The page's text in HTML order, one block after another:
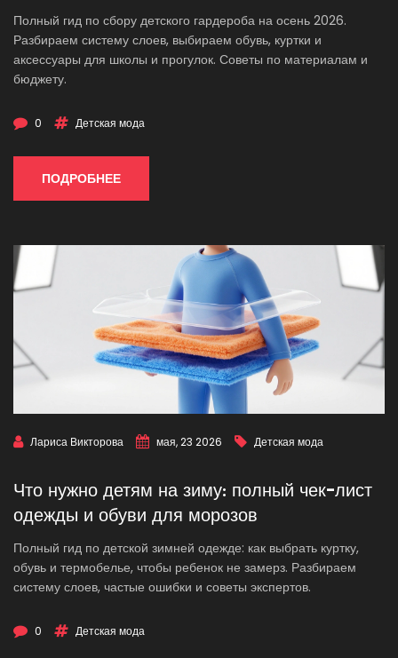
Полный гид по сбору детского гардероба на осень 2026.
Разбираем систему слоев, выбираем обувь, куртки и
аксессуары для школы и прогулок. Советы по материалам и
бюджету.
0 Детская мода
ПОДРОБНЕЕ
Лариса Викторова мая, 23 2026 Детская мода
Что нужно детям на зиму: полный чек-лист
одежды и обуви для морозов
Полный гид по детской зимней одежде: как выбрать куртку,
обувь и термобелье, чтобы ребенок не замерз. Разбираем
систему слоев, частые ошибки и советы экспертов.
0 Детская мода